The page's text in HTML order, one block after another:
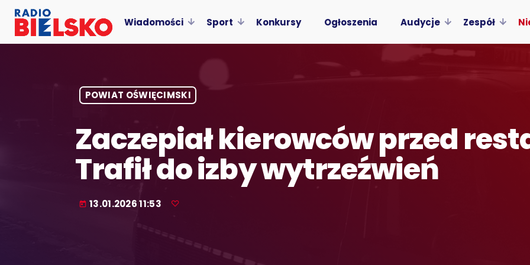
Wiadomości Sport Konkursy Ogłoszenia Audycje Zespół
POWIAT OŚWIĘCIMSKI
Zaczepiał kierowców przed
Trafił do izby wytrzeźwień
today 13.01.2026 11:53